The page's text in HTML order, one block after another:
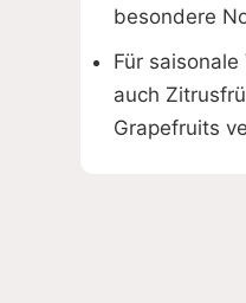
besondere
Für
auch
Grapefruits